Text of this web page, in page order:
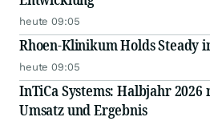
heute 09:05
Rhoen-Klinikum Holds Steady
heute 09:05
InTiCa Systems: Halbjahr
Umsatz und Ergebnis